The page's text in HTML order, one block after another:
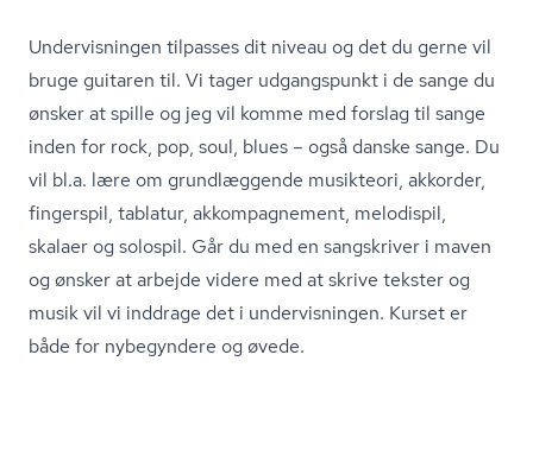
Undervisningen tilpasses dit niveau og det du gerne vil
bruge guitaren til. Vi tager udgangspunkt i de sange du
ønsker at spille og jeg vil komme med forslag til sange
inden for rock, pop, soul, blues – også danske sange. Du
vil bl.a. lære om grundlæggende musikteori, akkorder,
fingerspil, tablatur, akkompagnement, melodispil,
skalaer og solospil. Går du med en sangskriver i maven
og ønsker at arbejde videre med at skrive tekster og
musik vil vi inddrage det i undervisningen. Kurset er
både for nybegyndere og øvede.